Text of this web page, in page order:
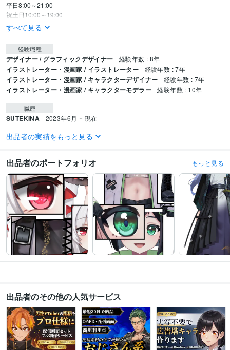
平日8:00～21:00
祝土日10:00～19:00
すべて見る
経験職種
デザイナー / グラフィックデザイナー 経験年数 : 8年
イラストレーター・漫画家 / イラストレーター 経験年数 : 7年
イラストレーター・漫画家 / キャラクターデザイナー 経験年数 : 7年
イラストレーター・漫画家 / キャラクターモデラー 経験年数 : 10年
職歴
SUTEKINA 2023年6月 ~ 現在
ビジネス・クリエイティブツール
Google スライド:5年
得意分野
デザイン制作 【ロゴ制作】創造と独自性が交差するロゴ
IT・テクノロジー ファッション アパレル 医療 ヘルスケア
不動産
法律
飲食 小売 サービス
イラスト作成・漫画制作 Vtuber用「Live2D/3D」制作
YouTube 配信 Vtuber ライブ配信 投げ銭 ライブコマース
Live2D
３D
アバター
出品者の実績をもっと見る
出品者のポートフォリオ もっと見る
出品者のその他の人気サービス